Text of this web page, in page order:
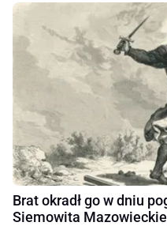
Brat okradł go w dniu
Siemowita